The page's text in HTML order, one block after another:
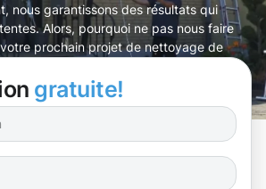
nous garantissons des résultats qui
Alors, pourquoi ne pas nous faire
prochain projet de nettoyage de
gratuite!